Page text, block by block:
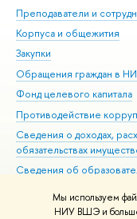
Мы используем
НИУ ВШЭ и
Преподаватели и
Корпуса и общежития
Закупки
Обращения граждан в
Фонд целевого капитала
Противодействие
Сведения о доходах,
обязательствах
Сведения об
Людям с ограниченными
Единая платежная